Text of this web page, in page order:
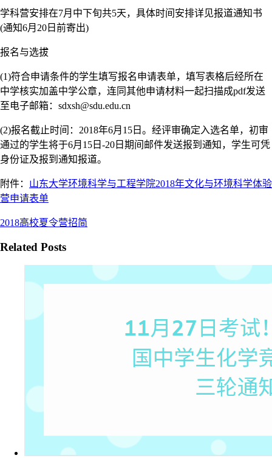
学科营安排在7月中下旬共5天，具体时间安排详见报道通知书
(通知6月20日前寄出)
报名与选拔
(1)符合申请条件的学生填写报名申请表单，填写表格后经所在
中学核实加盖中学公章，连同其他申请材料一起扫描成pdf发送
至电子邮箱：sdxsh@sdu.edu.cn
(2)报名截止时间：2018年6月15日。经评审确定入选名单，初审
通过的学生将于6月15日-20日期间邮件发送报到通知，学生可凭
身份证及报到通知报道。
附件： 山东大学环境科学与工程学院2018年文化与环境科学体验
营申请表单
2018高校夏令营招简
Related Posts